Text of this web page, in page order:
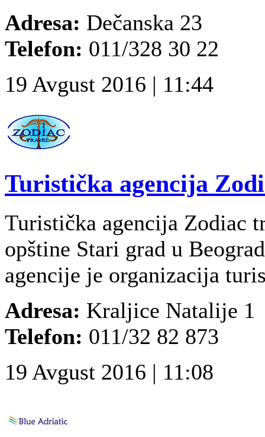
Adresa: Dečanska 23
Telefon: 011/328 30 22
19 Avgust 2016 | 11:44
Turistička agencija
Turistička agencija Zodiac
opštine Stari grad u
agencije je organizacija
Adresa: Kraljice Natalije 1
Telefon: 011/32 82 873
19 Avgust 2016 | 11:08